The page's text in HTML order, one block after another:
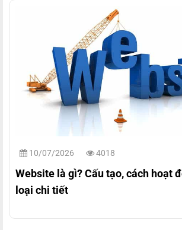
10/07/2026 4018
Website là gì? Cấu tạo, cách hoạt
loại chi tiết